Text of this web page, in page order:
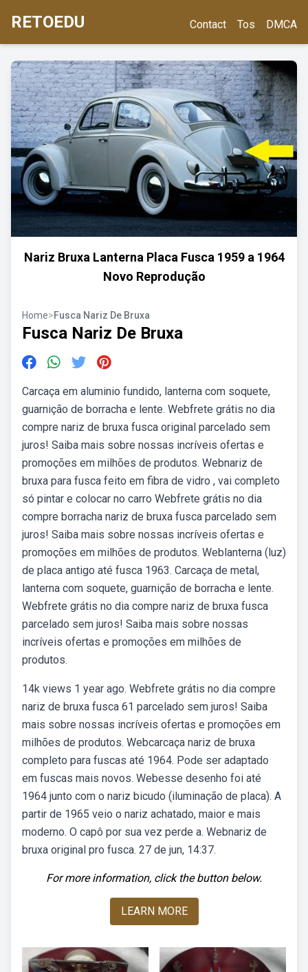
RETOEDU Contact Tos DMCA
Nariz Bruxa Lanterna Placa Fusca 1959 a 1964
Novo Reprodução
Home>Fusca Nariz De Bruxa
Fusca Nariz De Bruxa
Carcaça em aluminio fundido, lanterna com soquete,
guarnição de borracha e lente. Webfrete grátis no dia
compre nariz de bruxa fusca original parcelado sem
juros! Saiba mais sobre nossas incríveis ofertas e
promoções em milhões de produtos. Webnariz de
bruxa para fusca feito em fibra de vidro , vai completo
só pintar e colocar no carro Webfrete grátis no dia
compre borracha nariz de bruxa fusca parcelado sem
juros! Saiba mais sobre nossas incríveis ofertas e
promoções em milhões de produtos. Weblanterna (luz)
de placa antigo até fusca 1963. Carcaça de metal,
lanterna com soquete, guarnição de borracha e lente.
Webfrete grátis no dia compre nariz de bruxa fusca
parcelado sem juros! Saiba mais sobre nossas
incríveis ofertas e promoções em milhões de
produtos.
14k views 1 year ago. Webfrete grátis no dia compre
nariz de bruxa fusca 61 parcelado sem juros! Saiba
mais sobre nossas incríveis ofertas e promoções em
milhões de produtos. Webcarcaça nariz de bruxa
completo para fuscas até 1964. Pode ser adaptado
em fuscas mais novos. Webesse desenho foi até
1964 junto com o nariz bicudo (iluminação de placa). A
partir de 1965 veio o nariz achatado, maior e mais
moderno. O capô por sua vez perde a. Webnariz de
bruxa original pro fusca. 27 de jun, 14:37.
For more information, click the button below.
LEARN MORE